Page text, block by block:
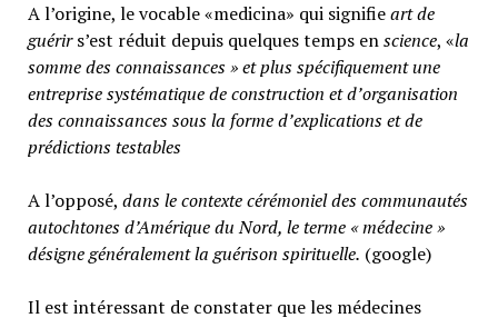
A l’origine, le vocable «medicina» qui signifieart de
guérirs’est réduit depuis quelques temps enscience, «la
somme des connaissances » et plus spécifiquement une
entreprise systématique de construction et d’organisation
des connaissances sous la forme d’explications et de
prédictions testables
A l’opposé, dans le contexte cérémoniel des communautés
autochtones d’Amérique du Nord, le terme « médecine »
désigne généralementla guérison spirituelle. (google)
Il est intéressant de constater que les médecines